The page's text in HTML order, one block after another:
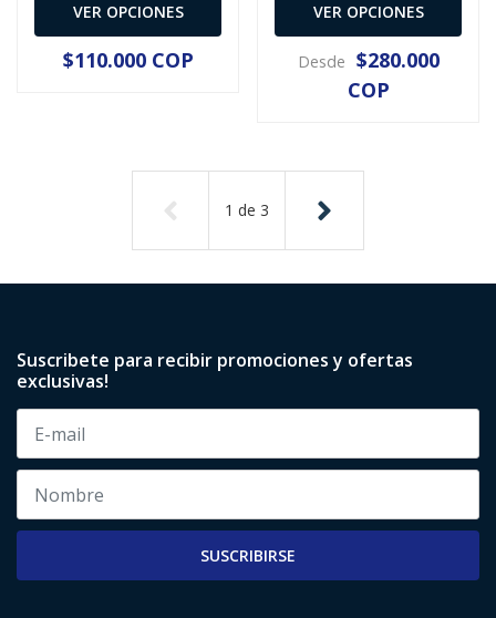
VER OPCIONES
$110.000 COP
VER OPCIONES
Desde $280.000
COP
1 de 3
Suscribete para recibir promociones y ofertas
exclusivas!
SUSCRIBIRSE